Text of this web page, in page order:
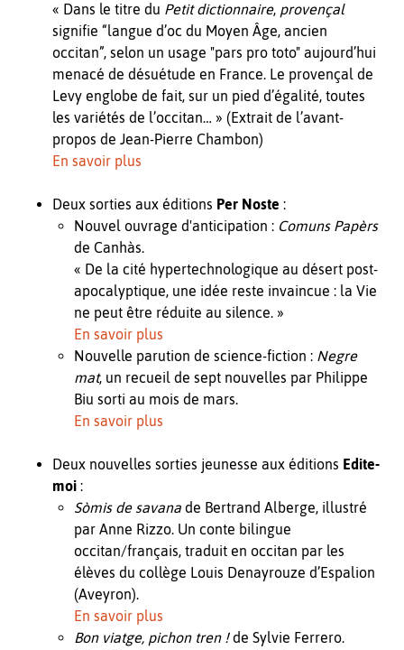
« Dans le titre du Petit dictionnaire, provençal
signifie “langue d’oc du Moyen Âge, ancien
occitan”, selon un usage "pars pro toto" aujourd’hui
menacé de désuétude en France. Le provençal de
Levy englobe de fait, sur un pied d’égalité, toutes
les variétés de l’occitan… » (Extrait de l’avant-
propos de Jean-Pierre Chambon)
En savoir plus
Deux sorties aux éditions Per Noste :
Nouvel ouvrage d'anticipation : Comuns Papèrs
de Canhàs.
« De la cité hypertechnologique au désert post-
apocalyptique, une idée reste invaincue : la Vie
ne peut être réduite au silence. »
En savoir plus
Nouvelle parution de science-fiction : Negre
mat, un recueil de sept nouvelles par Philippe
Biu sorti au mois de mars.
En savoir plus
Deux nouvelles sorties jeunesse aux éditions Edite-
moi :
Sòmis de savana de Bertrand Alberge, illustré
par Anne Rizzo. Un conte bilingue
occitan/français, traduit en occitan par les
élèves du collège Louis Denayrouze d’Espalion
(Aveyron).
En savoir plus
Bon viatge, pichon tren !de Sylvie Ferrero.